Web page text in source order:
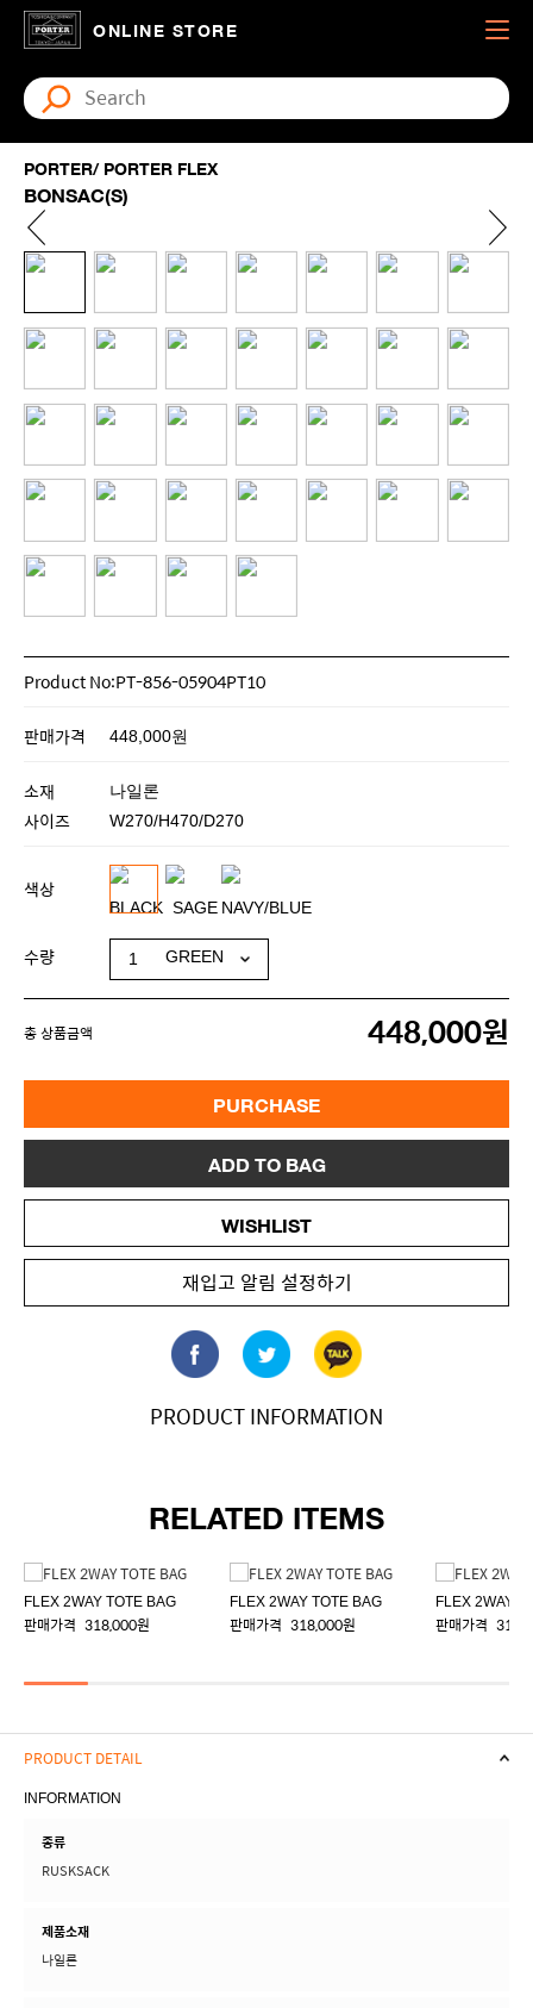
ONLINE STORE
PORTER/ PORTER FLEX
BONSAC(S)
Product No:PT-856-05904PT10
판매가격 448,000원
소재 나일론
사이즈 W270/H470/D270
색상
수량
총 상품금액 448,000원
PURCHASE
ADD TO BAG
WISHLIST
재입고 알림 설정하기
PRODUCT INFORMATION
RELATED ITEMS
FLEX 2WAY TOTE BAG
판매가격 318,000원
FLEX 2WAY TOTE BAG
판매가격 318,000원
FLEX 2WAY
판매가격
PRODUCT DETAIL
INFORMATION
종류
RUSKSACK
제품소재
나일론